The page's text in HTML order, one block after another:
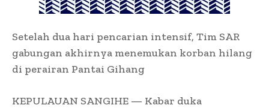
Setelah dua hari pencarian intensif, Tim SAR
gabungan akhirnya menemukan korban hilang
di perairan Pantai Gihang
KEPULAUAN SANGIHE — Kabar duka